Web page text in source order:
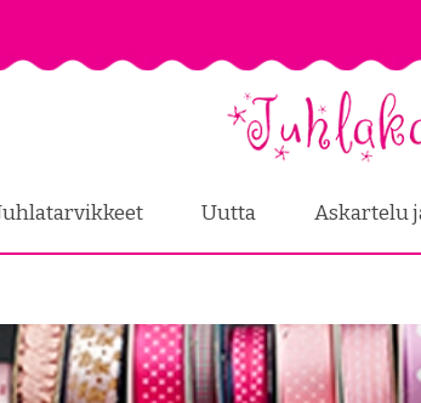
Uutta Askartelu